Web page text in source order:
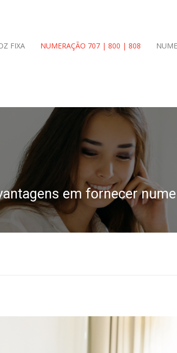
FIXA NUMERAÇÃO 707 | 800 | 808
em fornecer